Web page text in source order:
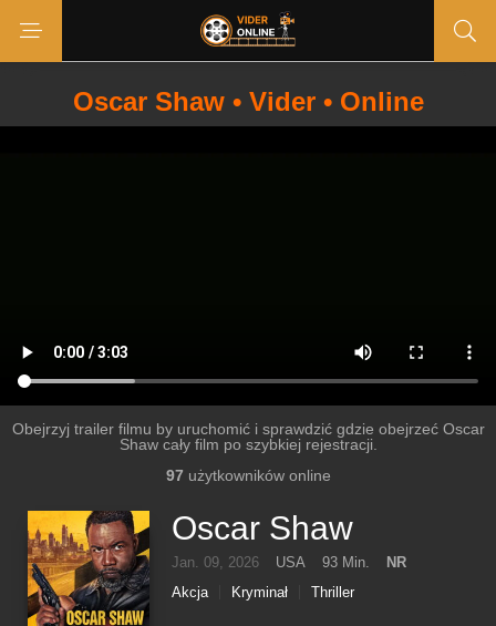
Oscar Shaw • Vider • Online
Obejrzyj trailer filmu by uruchomić i sprawdzić gdzie obejrzeć Oscar
Shaw cały film po szybkiej rejestracji.
97 użytkowników online
Oscar Shaw
Jan. 09, 2026 USA 93 Min.
NR
Akcja
Kryminał Thriller